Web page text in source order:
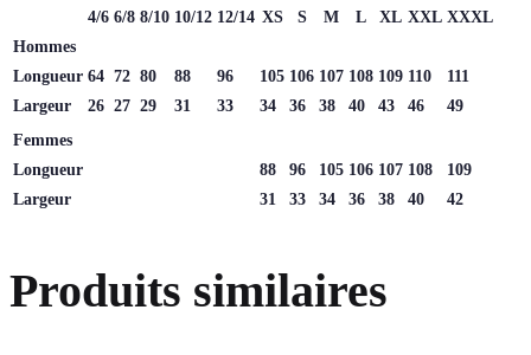
4/6 6/8 8/10 10/12 12/14 XS S M L XL XXL XXXL
Hommes
Longueur 64 72 80 88 96 105 106 107 108 109 110
111
Largeur
26 27 29 31 33 34 36 38 40 43 46
49
Femmes
Longueur
88 96 105 106 107 108
109
Largeur
31 33 34 36 38 40 42
Produits similaires